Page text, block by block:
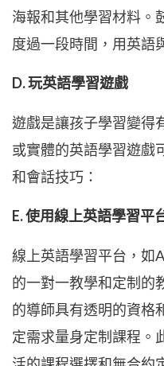
海報和其他學習材料。
度過一段時間，用英語
D. 玩英語學習遊戲
遊戲是讓孩子學習變得
或實體的英語學習遊戲
和會話技巧：
E. 使用線上英語學習平
線上英語學習平台，如
的一對一教學和定制的
的導師具有透明的資格
定需求量身定制課程。